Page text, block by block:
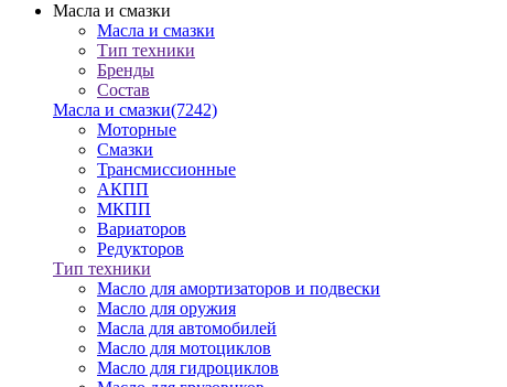
Масла и смазки
Масла и смазки
Тип техники
Бренды
Состав
Масла и смазки(7242)
Моторные
Смазки
Трансмиссионные
АКПП
МКПП
Вариаторов
Редукторов
Тип техники
Масло для амортизаторов и подвески
Масло для оружия
Масла для автомобилей
Масло для мотоциклов
Масло для гидроциклов